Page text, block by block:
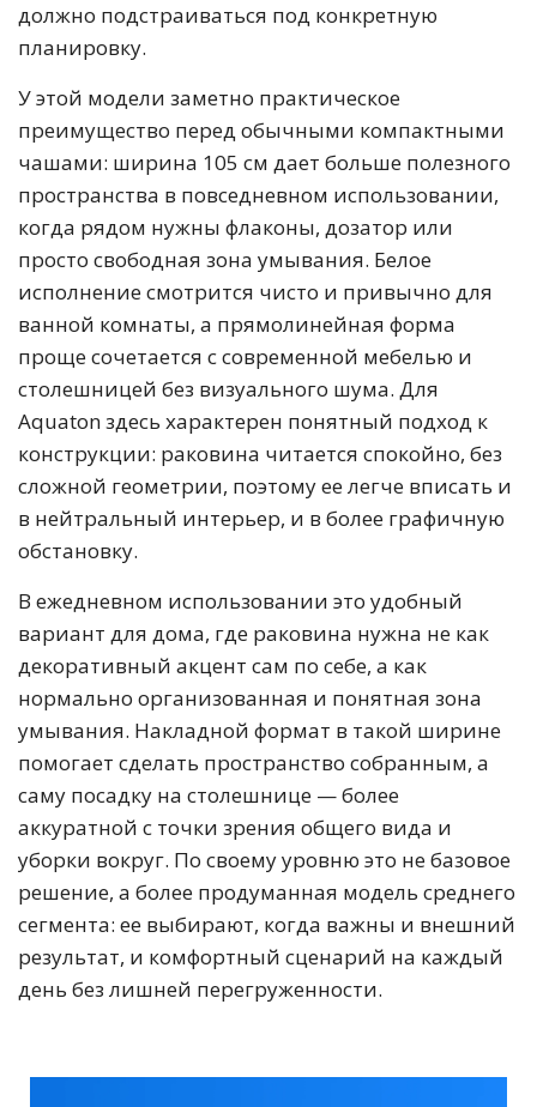
должно подстраиваться под конкретную
планировку.
У этой модели заметно практическое
преимущество перед обычными компактными
чашами: ширина 105 см дает больше полезного
пространства в повседневном использовании,
когда рядом нужны флаконы, дозатор или
просто свободная зона умывания. Белое
исполнение смотрится чисто и привычно для
ванной комнаты, а прямолинейная форма
проще сочетается с современной мебелью и
столешницей без визуального шума. Для
Aquaton здесь характерен понятный подход к
конструкции: раковина читается спокойно, без
сложной геометрии, поэтому ее легче вписать и
в нейтральный интерьер, и в более графичную
обстановку.
В ежедневном использовании это удобный
вариант для дома, где раковина нужна не как
декоративный акцент сам по себе, а как
нормально организованная и понятная зона
умывания. Накладной формат в такой ширине
помогает сделать пространство собранным, а
саму посадку на столешнице — более
аккуратной с точки зрения общего вида и
уборки вокруг. По своему уровню это не базовое
решение, а более продуманная модель среднего
сегмента: ее выбирают, когда важны и внешний
результат, и комфортный сценарий на каждый
день без лишней перегруженности.